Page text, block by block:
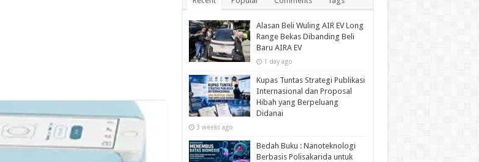
Alasan Beli Wuling AIR EV Long
Range Bekas Dibanding Beli
Baru AIRA EV
1 day ago
Kupas Tuntas Strategi Publikasi
Internasional dan Proposal
Hibah yang Berpeluang
Didanai
3 weeks ago
Bedah Buku : Nanoteknologi
Berbasis Polisakarida untuk